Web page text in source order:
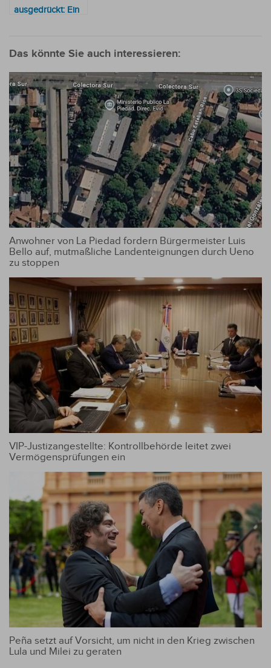
ausgedrückt: Ein
Das könnte Sie auch interessieren:
Anwohner von La Piedad fordern Bürgermeister Luis
Bello auf, mutmaßliche Landenteignungen durch Ueno
zu stoppen
VIP-Justizangestellte: Kontrollbehörde leitet zwei
Vermögensprüfungen ein
Peña setzt auf Vorsicht, um nicht in den Krieg zwischen
Lula und Milei zu geraten